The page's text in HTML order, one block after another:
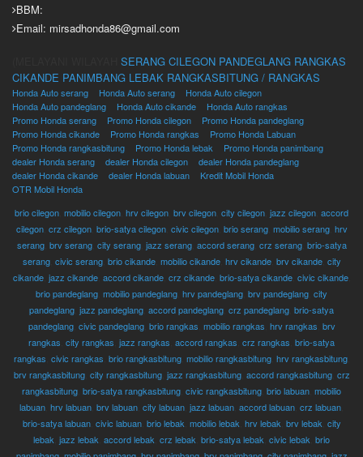
BBM:
Email: mirsadhonda86@gmail.com
SERANG CILEGON PANDEGLANG RANGKAS
CIKANDE PANIMBANG LEBAK RANGKASBITUNG / RANGKAS
Honda Auto serang Honda Auto serang
Honda Auto cilegon
Honda Auto pandeglang
Honda Auto cikande
Honda Auto rangkas
Promo Honda serang
Promo Honda cilegon
Promo Honda pandeglang
Promo Honda cikande
Promo Honda rangkas
Promo Honda Labuan
Promo Honda rangkasbitung
Promo Honda lebak
Promo Honda panimbang
dealer Honda serang
dealer Honda cilegon
dealer Honda pandeglang
dealer Honda cikande
dealer Honda labuan
Kredit Mobil Honda
OTR Mobil Honda
brio cilegon mobilio cilegon hrv cilegon brv cilegon city cilegon jazz cilegon accord
cilegon, crz cilegon, brio-satya cilegon, civic cilegon, brio serang, mobilio serang, hrv
serang, brv serang, city serang, jazz serang, accord serang, crz serang, brio-satya
serang, civic serang, brio cikande, mobilio cikande, hrv cikande, brv cikande, city
cikande, jazz cikande, accord cikande, crz cikande, brio-satya cikande, civic cikande,
brio pandeglang mobilio pandeglang hrv pandeglang brv pandeglang city
pandeglang jazz pandeglang accord pandeglang crz pandeglang brio-satya
pandeglang, civic pandeglang, brio rangkas mobilio rangkas hrv rangkas brv
rangkas city rangkas jazz rangkas accord rangkas crz rangkas brio-satya
rangkas civic rangkas brio rangkasbitung, mobilio rangkasbitung, hrv rangkasbitung,
brv rangkasbitung, city rangkasbitung, jazz rangkasbitung, accord rangkasbitung, crz
rangkasbitung brio-satya rangkasbitung civic rangkasbitung brio labuan mobilio
labuan hrv labuan brv labuan city labuan jazz labuan accord labuan crz labuan
brio-satya labuan, civic labuan, brio lebak mobilio lebak hrv lebak brv lebak city
lebak jazz lebak accord lebak crz lebak brio-satya lebak civic lebak brio